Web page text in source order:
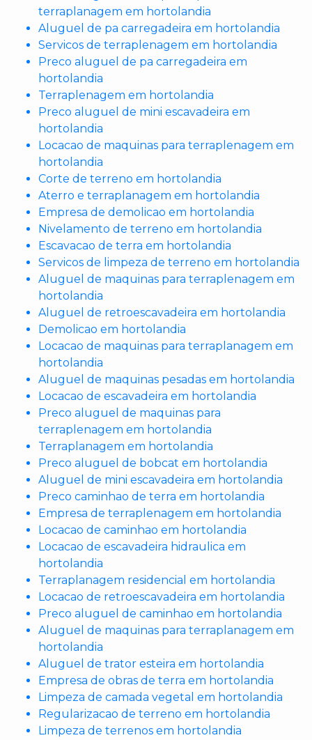
terraplanagem em hortolandia
Aluguel de pa carregadeira em hortolandia
Servicos de terraplenagem em hortolandia
Preco aluguel de pa carregadeira em
hortolandia
Terraplenagem em hortolandia
Preco aluguel de mini escavadeira em
hortolandia
Locacao de maquinas para terraplenagem em
hortolandia
Corte de terreno em hortolandia
Aterro e terraplanagem em hortolandia
Empresa de demolicao em hortolandia
Nivelamento de terreno em hortolandia
Escavacao de terra em hortolandia
Servicos de limpeza de terreno em hortolandia
Aluguel de maquinas para terraplenagem em
hortolandia
Aluguel de retroescavadeira em hortolandia
Demolicao em hortolandia
Locacao de maquinas para terraplanagem em
hortolandia
Aluguel de maquinas pesadas em hortolandia
Locacao de escavadeira em hortolandia
Preco aluguel de maquinas para
terraplenagem em hortolandia
Terraplanagem em hortolandia
Preco aluguel de bobcat em hortolandia
Aluguel de mini escavadeira em hortolandia
Preco caminhao de terra em hortolandia
Empresa de terraplenagem em hortolandia
Locacao de caminhao em hortolandia
Locacao de escavadeira hidraulica em
hortolandia
Terraplanagem residencial em hortolandia
Locacao de retroescavadeira em hortolandia
Preco aluguel de caminhao em hortolandia
Aluguel de maquinas para terraplanagem em
hortolandia
Aluguel de trator esteira em hortolandia
Empresa de obras de terra em hortolandia
Limpeza de camada vegetal em hortolandia
Regularizacao de terreno em hortolandia
Limpeza de terrenos em hortolandia